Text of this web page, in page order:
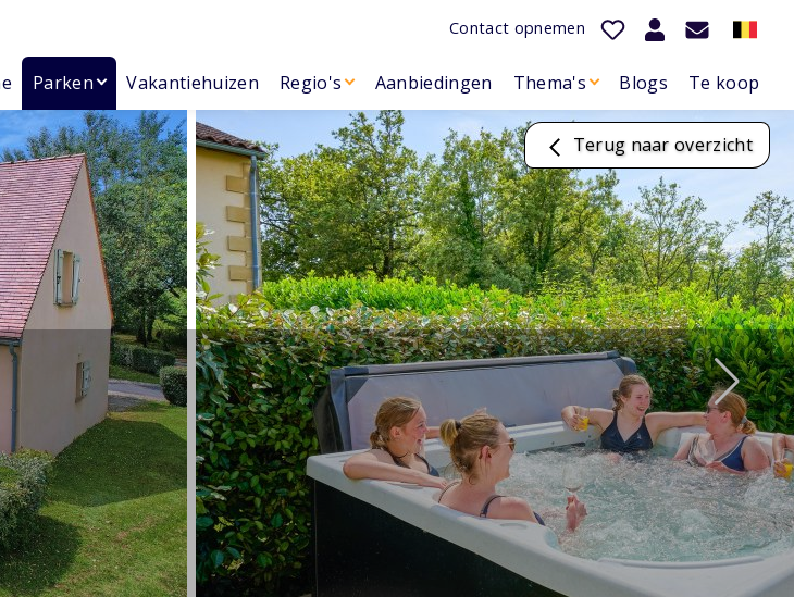
Contact opnemen
Parken Vakantiehuizen Regio's Aanbiedingen Thema's Blogs Te koop
Terug naar overzicht